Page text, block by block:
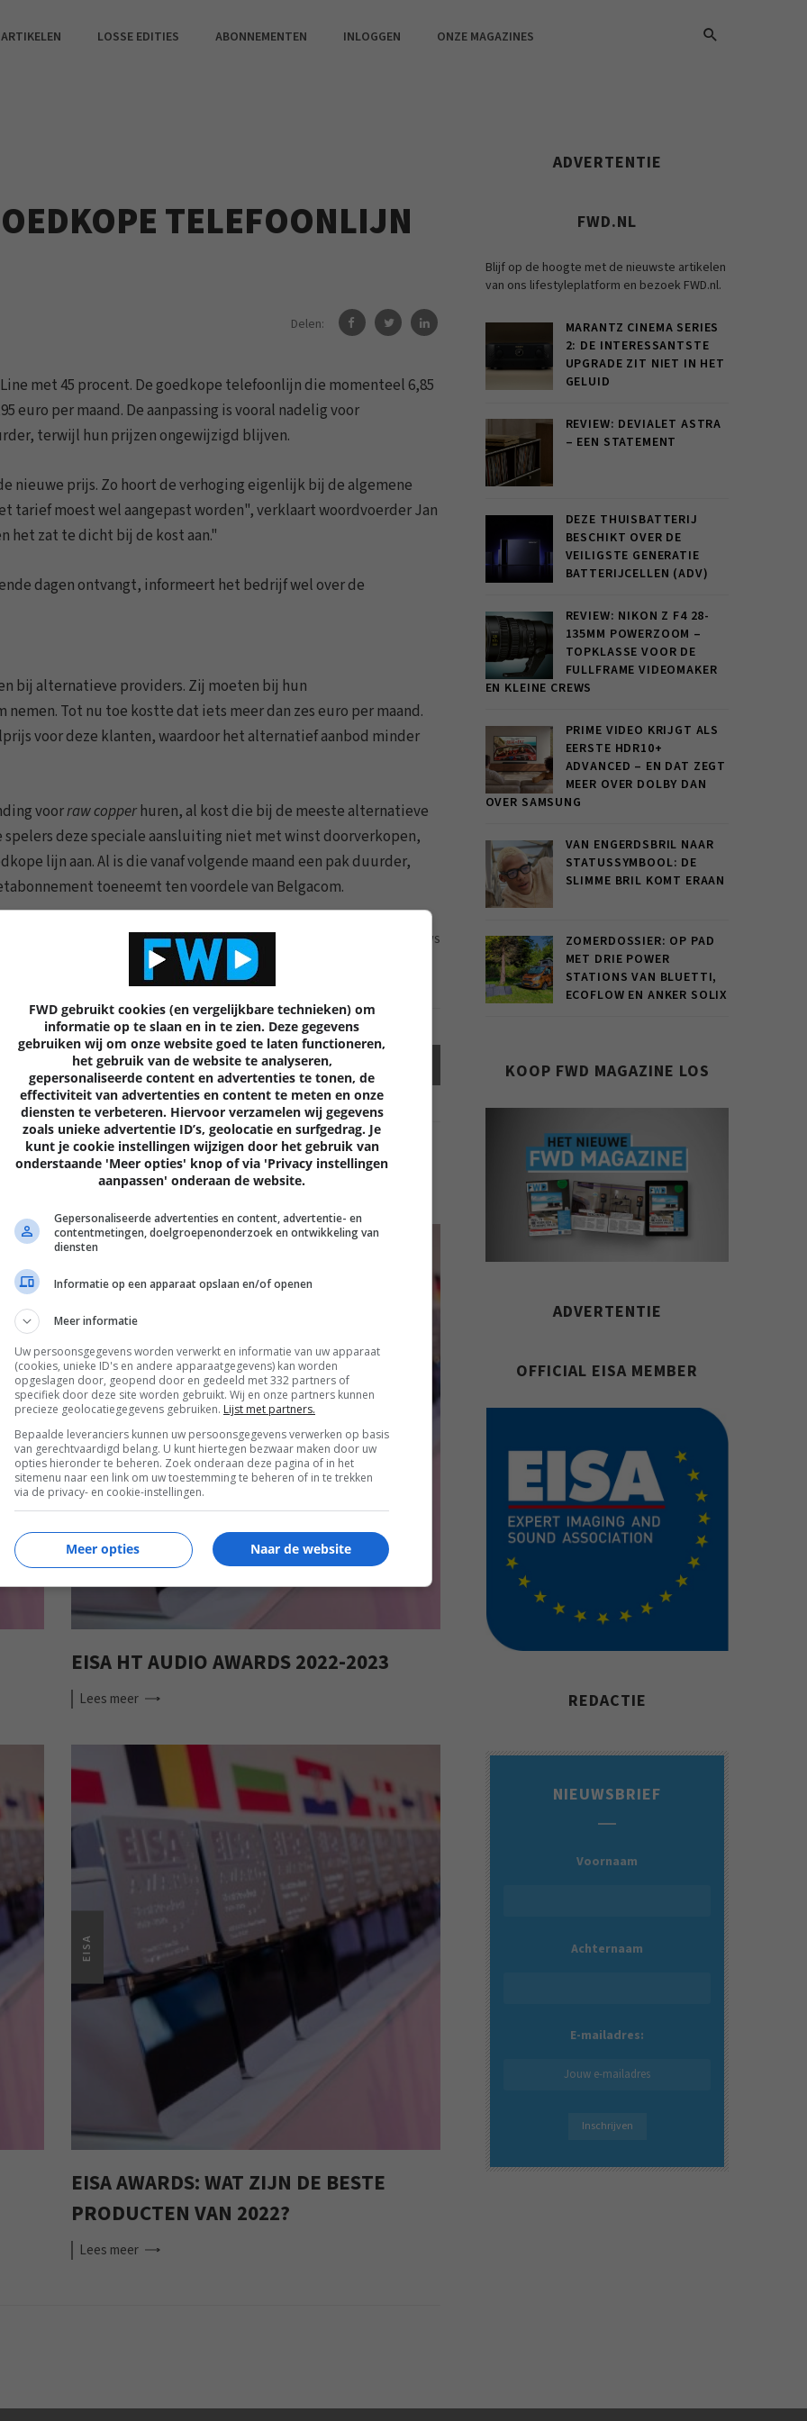
LOSSE EDITIES ABONNEMENTEN INLOGGEN ONZE MAGAZINES
TELEFOONLIJN
Delen:
met 45 procent. De goedkope telefoonlijn die momenteel 6,85
euro per maand. De aanpassing is vooral nadelig voor
terwijl hun prijzen ongewijzigd blijven.
nieuwe prijs. Zo hoort de verhoging eigenlijk bij de algemene
tarief moest wel aangepast worden", verklaart woordvoerder Jan
het zat te dicht bij de kost aan."
dagen ontvangt, informeert het bedrijf wel over de
bij alternatieve providers. Zij moeten bij hun
Tot nu toe kostte dat iets meer dan zes euro per maand.
voor deze klanten, waardoor het alternatief aanbod minder
voorraw copperhuren, al kost die bij de meeste alternatieve
deze speciale aansluiting niet met winst doorverkopen,
lijn aan. Al is die vanaf volgende maand een pak duurder,
toeneemt ten voordele van Belgacom.
760 VIEWS
Volgende
EISA
EISA HT AUDIO AWARDS 2022-2023
Lees meer
EISA
EISA AWARDS: WAT ZIJN DE BESTE
PRODUCTEN VAN 2022?
Lees meer
ADVERTENTIE
FWD.NL
Blijf op de hoogte met de nieuwste artikelen
van ons lifestyleplatform en bezoek FWD.nl.
MARANTZ CINEMA SERIES
2: DE INTERESSANTSTE
UPGRADE ZIT NIET IN HET
GELUID
REVIEW: DEVIALET ASTRA
– EEN STATEMENT
DEZE THUISBATTERIJ
BESCHIKT OVER DE
VEILIGSTE GENERATIE
BATTERIJCELLEN (ADV)
REVIEW: NIKON Z F4 28-
135MM POWERZOOM –
TOPKLASSE VOOR DE
FULLFRAME VIDEOMAKER
EN KLEINE CREWS
PRIME VIDEO KRIJGT ALS
EERSTE HDR10+
ADVANCED – EN DAT ZEGT
MEER OVER DOLBY DAN
OVER SAMSUNG
VAN ENGERDSBRIL NAAR
STATUSSYMBOOL: DE
SLIMME BRIL KOMT ERAAN
ZOMERDOSSIER: OP PAD
MET DRIE POWER
STATIONS VAN BLUETTI,
ECOFLOW EN ANKER SOLIX
KOOP FWD MAGAZINE LOS
ADVERTENTIE
OFFICIAL EISA MEMBER
REDACTIE
NIEUWSBRIEF
Voornaam
Achternaam
E-mailadres:
FWD gebruikt cookies (en vergelijkbare technieken) om
informatie op te slaan en in te zien. Deze gegevens
gebruiken wij om onze website goed te laten functioneren,
het gebruik van de website te analyseren,
gepersonaliseerde content en advertenties te tonen, de
effectiviteit van advertenties en content te meten en onze
diensten te verbeteren. Hiervoor verzamelen wij gegevens
zoals unieke advertentie ID’s, geolocatie en surfgedrag. Je
kunt je cookie instellingen wijzigen door het gebruik van
onderstaande 'Meer opties' knop of via 'Privacy instellingen
aanpassen' onderaan de website.
Gepersonaliseerde advertenties en content, advertentie- en
contentmetingen, doelgroepenonderzoek en ontwikkeling van
diensten
Informatie op een apparaat opslaan en/of openen
Meer informatie
Uw persoonsgegevens worden verwerkt en informatie van uw apparaat
(cookies, unieke ID's en andere apparaatgegevens) kan worden
opgeslagen door, geopend door en gedeeld met 332 partners of
specifiek door deze site worden gebruikt. Wij en onze partners kunnen
precieze geolocatiegegevens gebruiken. Lijst met partners.
Bepaalde leveranciers kunnen uw persoonsgegevens verwerken op basis
van gerechtvaardigd belang. U kunt hiertegen bezwaar maken door uw
opties hieronder te beheren. Zoek onderaan deze pagina of in het
sitemenu naar een link om uw toestemming te beheren of in te trekken
via de privacy- en cookie-instellingen.
Naar de website
Meer opties